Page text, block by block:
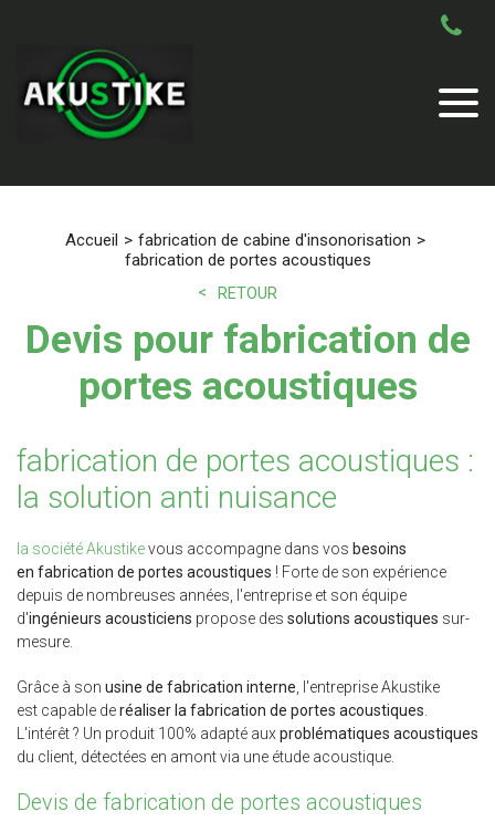
Accueil
fabrication de cabine d'insonorisation
fabrication de portes acoustiques
RETOUR
Devis pour fabrication de
portes acoustiques
fabrication de portes acoustiques :
la solution anti nuisance
la société Akustikevous accompagne dans vos besoins
en fabrication de portes acoustiques ! Forte de son expérience
depuis de nombreuses années, l'entreprise et son équipe
d'ingénieurs acousticiens propose des solutions acoustiques sur-
mesure.
Grâce à son usine de fabrication interne , l'entreprise Akustike
est capable deréaliser la fabrication de portes acoustiques
L'intérêt ? Un produit 100% adapté aux problématiques acoustiques
du client, détectées en amont via une étude acoustique.
Devis de fabrication de portes acoustiques